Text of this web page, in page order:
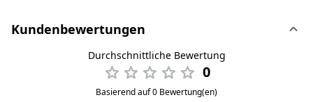
Kundenbewertungen
Durchschnittliche Bewertung
0
Basierend auf 0 Bewertung(en)